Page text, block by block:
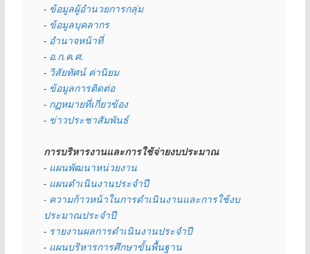
- ข้อมูลผู้อำนวยการกลุ่ม
- ข้อมูลบุคลากร
- อำนาจหน้าที่
- อ.ก.ค.ศ.
- วิสัยทัศน์ ค่านิยม
- ข้อมูลการติดต่อ
- กฏหมายที่เกี่ยวข้อง
- ข่าวประชาสัมพันธ์
การบริหารงานและการใช้จ่ายงบประมาณ
- แผนพัฒนาหน่วยงาน
- แผนดำเนินงานประจำปี
- ความก้าวหน้าในการดำเนินงานและการใช้งบ
ประมาณประจำปี
- รายงานผลการดำเนินงานประจำปี
- แผนบริหารการศึกษาขั้นพื้นฐาน